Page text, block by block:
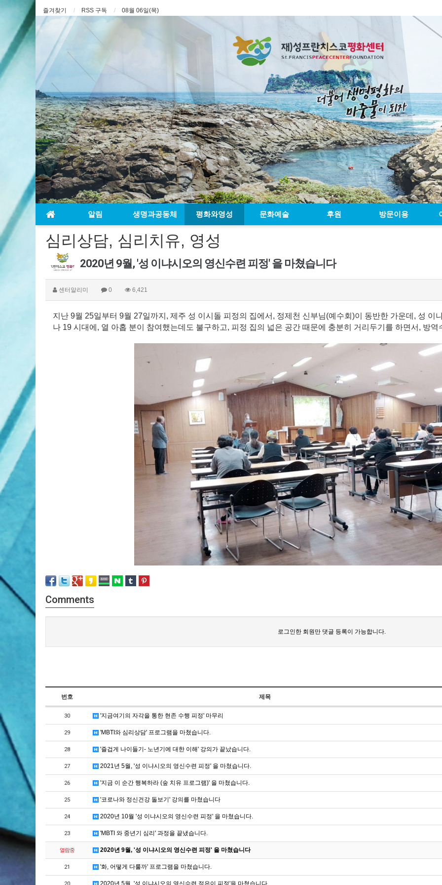
즐겨찾기 RSS 구독 08월 06일(목)
알림 생명과공동체 평화와영성 문화예술 후원 방문이용
심리상담, 심리치유, 영성
2020년 9월, '성 이냐시오의 영신수련 피정' 을 마쳤습니다
센터알리미 0 6,421
지난 9월 25일부터 9월 27일까지, 제주 성 이시돌 피정의 집에서, 정제천 신부님(예수회)이 동반한 가운데, 성 이
나 19 시대에, 열 아홉 분이 참여했는데도 불구하고, 피정 집의 넓은 공간 때문에 충분히 거리두기를 하면서, 방
Comments
로그인한 회원만 댓글 등록이 가능합니다.
번호 제목
30 '지금여기의 자각을 통한 현존 수행 피정' 마무리
29 'MBTI와 심리상담' 프로그램을 마쳤습니다.
28 '즐겁게 나이들기- 노년기에 대한 이해' 강의가 끝났습니다.
27 2021년 5월, '성 이냐시오의 영신수련 피정' 을 마쳤습니다.
26 '지금 이 순간 행복하라 (숲 치유 프로그램)' 을 마쳤습니다.
25 '코로나와 정신건강 돌보기' 강의를 마쳤습니다
24 2020년 10월 '성 이냐시오의 영신수련 피정' 을 마쳤습니다.
23 'MBTI 와 중년기 심리' 과정을 끝냈습니다.
열람중 2020년 9월, '성 이냐시오의 영신수련 피정' 을 마쳤습니다
21 '화, 어떻게 다룰까' 프로그램을 마쳤습니다.
2020년 5월, '성 이냐시오의 영신수련 젊은이 피정'을 마쳤습니다